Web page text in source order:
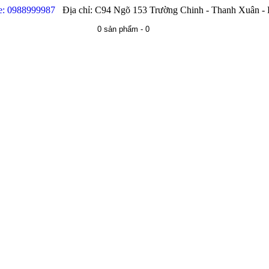
0988999987 Địa chỉ: C94 Ngõ 153 Trường Chinh - Thanh Xuân -
0 sản phẩm - 0